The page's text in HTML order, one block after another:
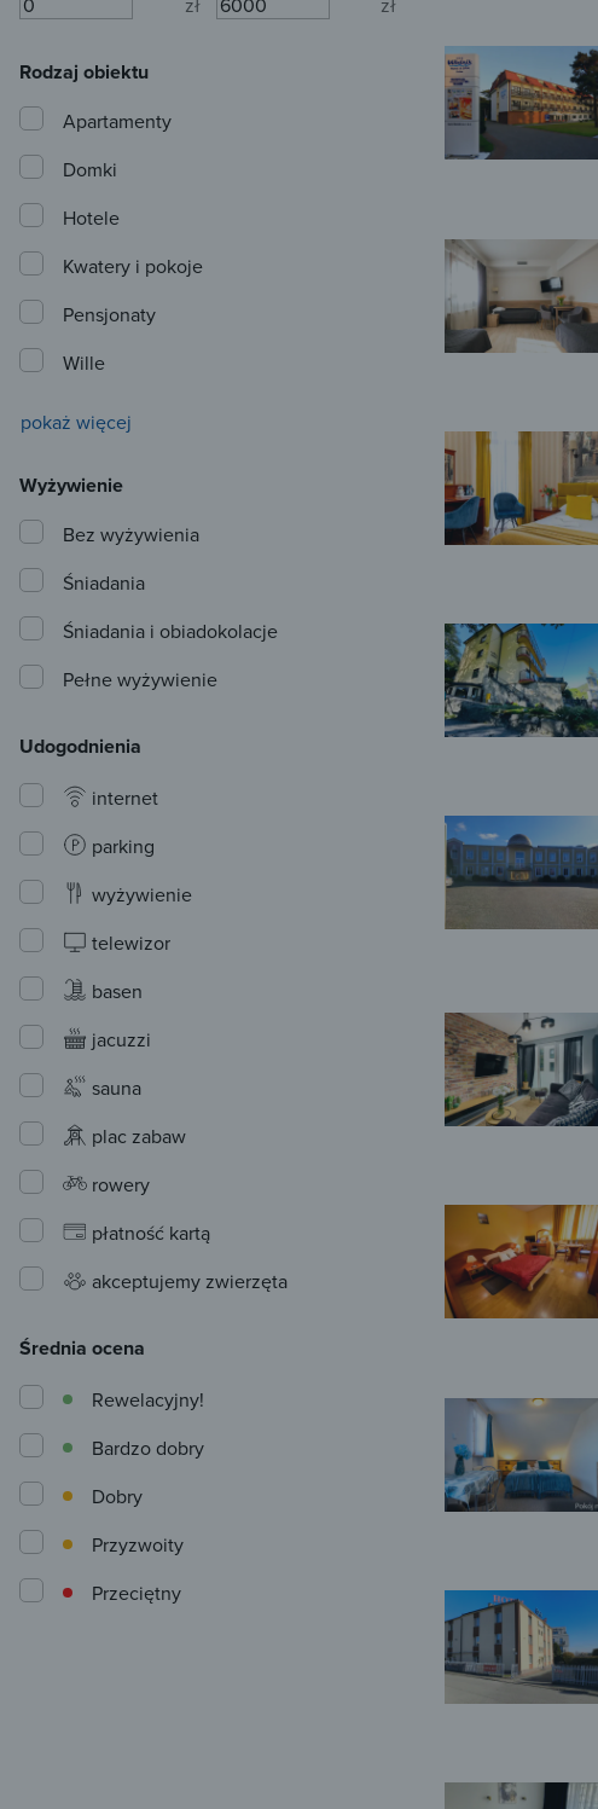
Rodzaj obiektu
Apartamenty
Domki
Hotele
Kwatery i pokoje
Pensjonaty
Wille
pokaż więcej
Wyżywienie
Bez wyżywienia
Śniadania
Śniadania i obiadokolacje
Pełne wyżywienie
Udogodnienia
internet
parking
wyżywienie
telewizor
basen
jacuzzi
sauna
plac zabaw
rowery
płatność kartą
akceptujemy zwierzęta
Średnia ocena
Przeciętny
Przyzwoity
Dobry
Bardzo dobry
Rewelacyjny!